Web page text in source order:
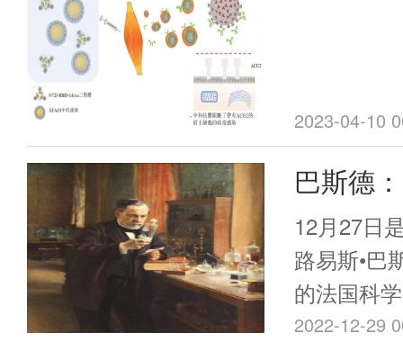
2023-04-10
巴斯德
造者，
12月27日
路易斯•巴
的法国科
生物学和
2022-12-29